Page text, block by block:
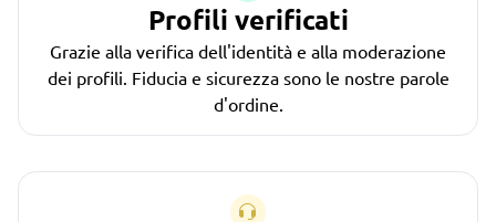
Profili verificati
Grazie alla verifica dell'identità e alla moderazione
dei profili. Fiducia e sicurezza sono le nostre parole
d'ordine.